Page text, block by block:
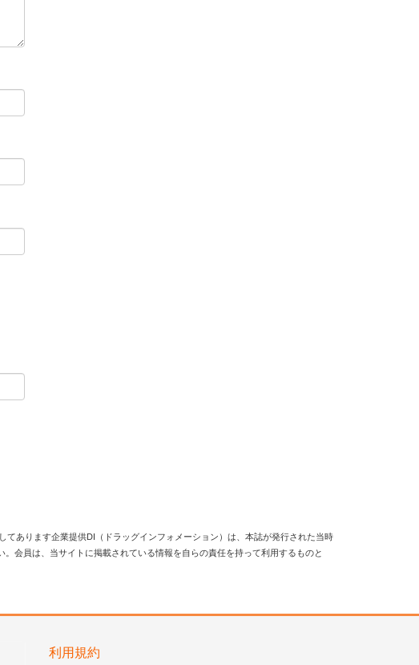
あります企業提供DI（ドラッグインフォメーション）は、本誌が発行された当時
会員は、当サイトに掲載されている情報を自らの責任を持って利用するものと
利用規約